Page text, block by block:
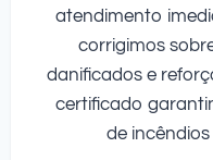
atendimento
corrigimos
danificados e
certificado
de